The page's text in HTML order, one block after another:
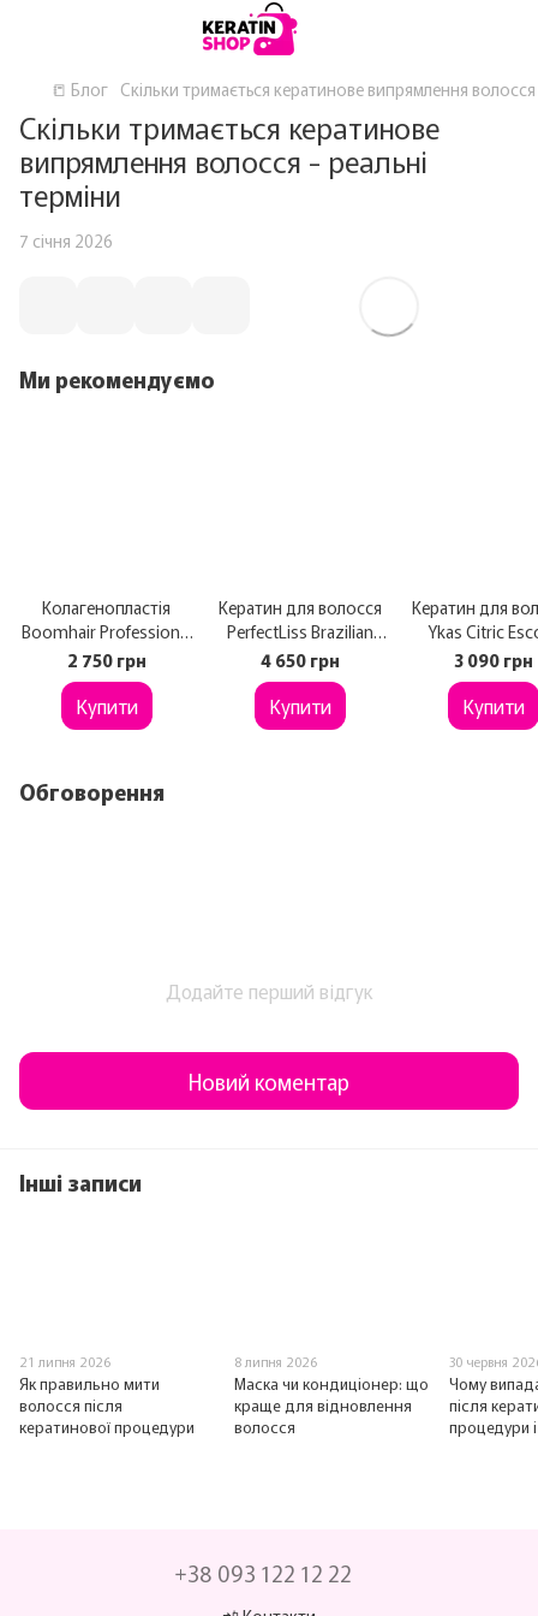
📒 Блог Скільки тримається кератинове випрямлення волосся
Скільки тримається кератинове
випрямлення волосся - реальні
терміни
7 січня 2026
Ми рекомендуємо
Колагенопластія
Boomhair Professional
Premium Collagen
Plastia для волосся
500 мл
2 750 грн
Купити
Кератин для волосся
PerfectLiss Brazilian
Keratin Tourmaline 1 л
4 650 грн
Купити
Кератин для
Ykas Citric
Progressiva
3 090 грн
Купити
Обговорення
Додайте перший відгук
Новий коментар
Інші записи
21 липня 2026
Як правильно мити
волосся після
кератинової процедури
8 липня 2026
Маска чи кондиціонер: що
краще для відновлення
волосся
30 червня
Чому
після
процедури
+38 093 122 12 22